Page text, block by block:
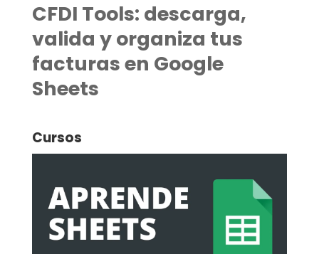
CFDI Tools: descarga,
valida y organiza tus
facturas en Google
Sheets
Cursos